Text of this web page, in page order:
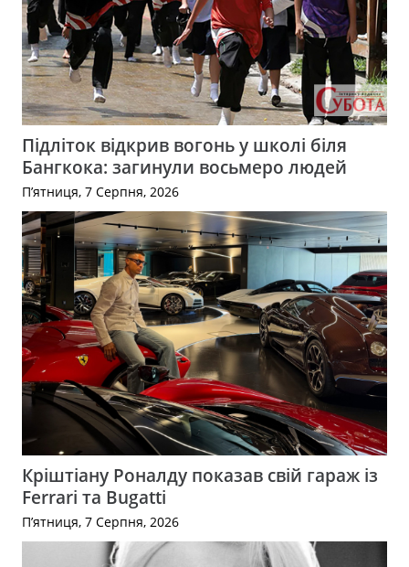
Підліток відкрив вогонь у школі біля
Бангкока: загинули восьмеро людей
П’ятниця, 7 Серпня, 2026
Кріштіану Роналду показав свій гараж із
Ferrari та Bugatti
П’ятниця, 7 Серпня, 2026